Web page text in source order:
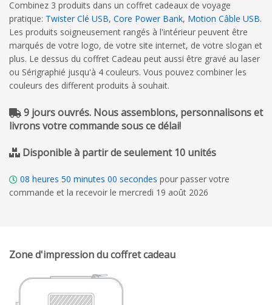
Combinez 3 produits dans un coffret cadeaux de voyage
pratique: Twister Clé USB, Core Power Bank, Motion Câble USB.
Les produits soigneusement rangés à l'intérieur peuvent être
marqués de votre logo, de votre site internet, de votre slogan et
plus. Le dessus du coffret Cadeau peut aussi être gravé au laser
ou Sérigraphié jusqu'à 4 couleurs. Vous pouvez combiner les
couleurs des different produits à souhait.
9 jours ouvrés. Nous assemblons, personnalisons et
livrons votre commande sous ce délai!
Disponible à partir de seulement 10 unités
08 heures 49 minutes 59 secondes pour passer votre
commande et la recevoir le mercredi 19 août 2026
Zone d'impression du coffret cadeau